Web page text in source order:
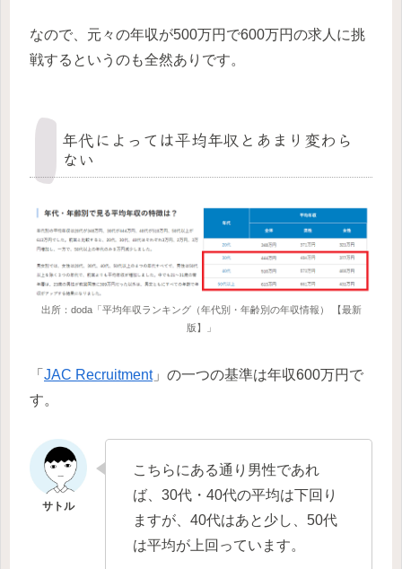
なので、元々の年収が500万円で600万円の求人に挑
戦するというのも全然ありです。
年代によっては平均年収とあまり変わら
ない
出所：doda「平均年収ランキング（年代別・年齢別の年収情報） 【最新
版】」
「 JAC Recruitment」の一つの基準は年収600万円で
す。
こちらにある通り男性であれ
ば、30代・40代の平均は下回り
ますが、40代はあと少し、50代
は平均が上回っています。